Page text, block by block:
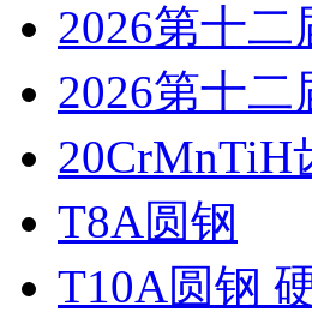
2026第十
2026第十
20CrMnTiH
T8A圆钢
T10A圆钢